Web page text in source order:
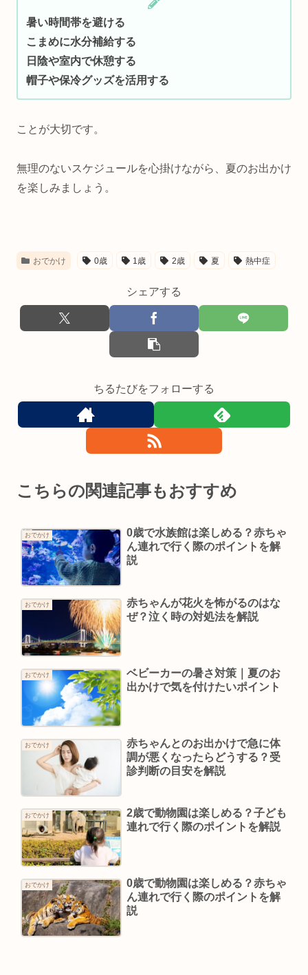
暑い時間帯を避ける
こまめに水分補給する
日陰や室内で休憩する
帽子や保冷グッズを活用する
ことが大切です。
無理のないスケジュールを心掛けながら、夏のお出かけ
を楽しみましょう。
おでかけ 0歳 1歳 2歳 夏 熱中症
シェアする
ちるたびをフォローする
こちらの関連記事もおすすめ
おでかけ
0歳で水族館は楽しめる？赤ちゃ
ん連れで行く際のポイントを解
説
おでかけ
赤ちゃんが花火を怖がるのはな
ぜ？泣く時の対処法を解説
おでかけ
ベビーカーの暑さ対策｜夏のお
出かけで気を付けたいポイント
おでかけ
赤ちゃんとのお出かけで急に体
調が悪くなったらどうする？受
診判断の目安を解説
おでかけ
2歳で動物園は楽しめる？子ども
連れで行く際のポイントを解説
おでかけ
0歳で動物園は楽しめる？赤ちゃ
ん連れで行く際のポイントを解
説